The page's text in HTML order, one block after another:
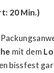
20 Min.)
mit dem
bissfest